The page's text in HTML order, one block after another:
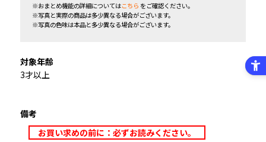
※おまとめ機能の詳細についてはこちら をご確認ください。
※写真と実際の商品は多少異なる場合がございます。
※写真の色味は本品と多少異なる場合がございます。
対象年齢
3才以上
備考
お買い求めの前に：必ずお読みください。